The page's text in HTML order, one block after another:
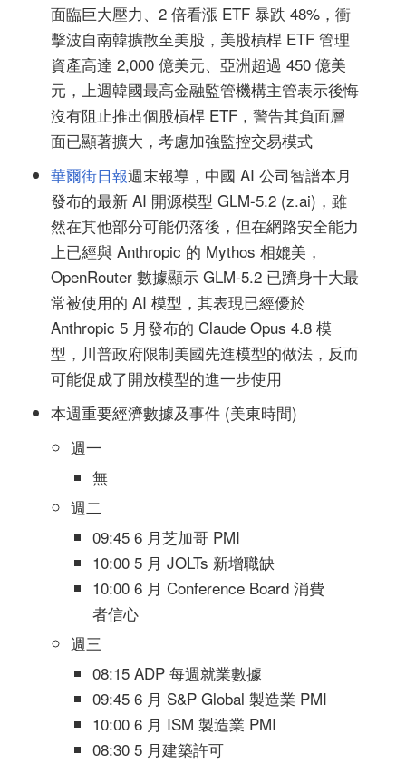
面臨巨大壓力、2 倍看漲 ETF 暴跌 48%，衝
擊波自南韓擴散至美股，美股槓桿 ETF 管理
資產高達 2,000 億美元、亞洲超過 450 億美
元，上週韓國最高金融監管機構主管表示後悔
沒有阻止推出個股槓桿 ETF，警告其負面層
面已顯著擴大，考慮加強監控交易模式
華爾街日報週末報導，中國 AI 公司智譜本月
發布的最新 AI 開源模型 GLM-5.2 (z.ai)，雖
然在其他部分可能仍落後，但在網路安全能力
上已經與 Anthropic 的 Mythos 相媲美，
OpenRouter 數據顯示 GLM-5.2 已躋身十大最
常被使用的 AI 模型，其表現已經優於
Anthropic 5 月發布的 Claude Opus 4.8 模
型，川普政府限制美國先進模型的做法，反而
可能促成了開放模型的進一步使用
本週重要經濟數據及事件 (美東時間)
週一
無
週二
09:45 6 月芝加哥 PMI
10:00 5 月 JOLTs 新增職缺
10:00 6 月 Conference Board 消費
者信心
週三
08:15 ADP 每週就業數據
09:45 6 月 S&P Global 製造業 PMI
10:00 6 月 ISM 製造業 PMI
08:30 5 月建築許可